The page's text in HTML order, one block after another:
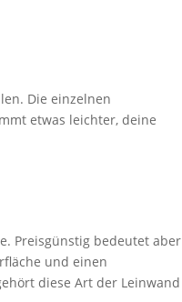
Die einzelnen
etwas leichter, deine
Preisgünstig bedeutet aber
und einen
diese Art der Leinwand